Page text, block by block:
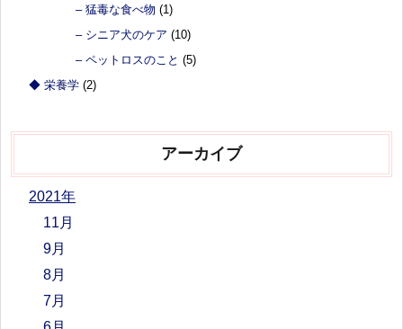
– 猛毒な食べ物 (1)
– シニア犬のケア (10)
– ペットロスのこと (5)
◆ 栄養学 (2)
アーカイブ
2021年
11月
9月
8月
7月